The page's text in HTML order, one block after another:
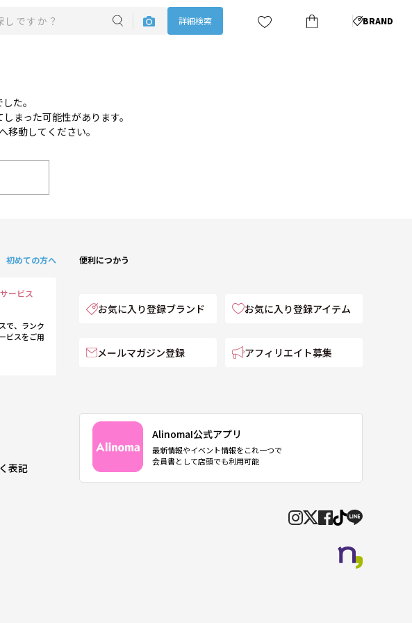
詳細検索 BRAND
た。
まった可能性があります。
移動してください。
初めての方へ
ービス
で、ランク
ビスをご用
便利につかう
お気に入り登録ブランド お気に入り登録アイテム
メールマガジン登録 アフィリエイト募集
表記
AlinomaI公式アプリ
最新情報やイベント情報をこれ一つで
会員書として店頭でも利用可能